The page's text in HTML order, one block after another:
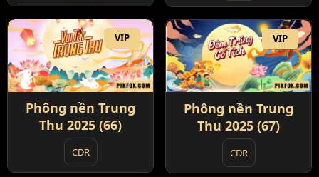
VIP
Phông nền Trung
Thu 2025 (66)
CDR
VIP
Phông nền Trung
Thu 2025 (67)
CDR